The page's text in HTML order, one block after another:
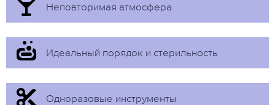
Неповторимая атмосфера
Идеальный порядок и стерильность
Одноразовые инструменты